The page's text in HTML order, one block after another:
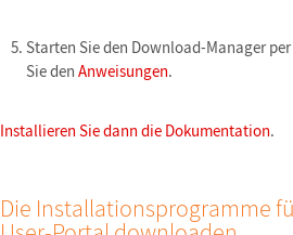
Starten Sie den Download-Manager
Sie den Anweisungen.
Installieren Sie dann die Dokumentation.
Die Installationsprogramme